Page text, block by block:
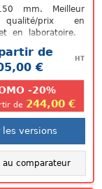
mm. Meilleur
prix en
en laboratoire.
uniquement
de
€
HT
-20%
de 244,00 €
les versions
au comparateur